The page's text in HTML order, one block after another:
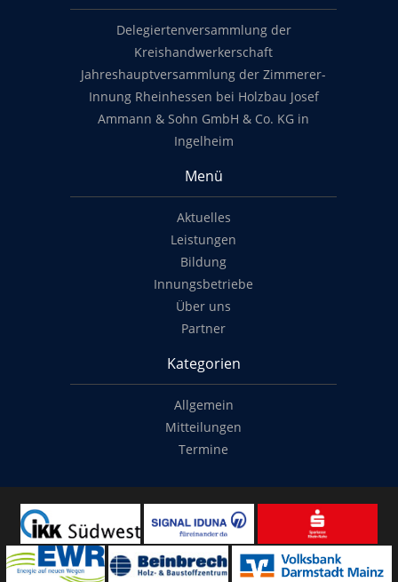
Delegiertenversammlung der
Kreishandwerkerschaft
Jahreshauptversammlung der Zimmerer-
Innung Rheinhessen bei Holzbau Josef
Ammann & Sohn GmbH & Co. KG in
Ingelheim
Menü
Aktuelles
Leistungen
Bildung
Innungsbetriebe
Über uns
Partner
Kategorien
Allgemein
Mitteilungen
Termine
© 2014-2022 Classymade GmbH. Alle Rechte vorbehalten.